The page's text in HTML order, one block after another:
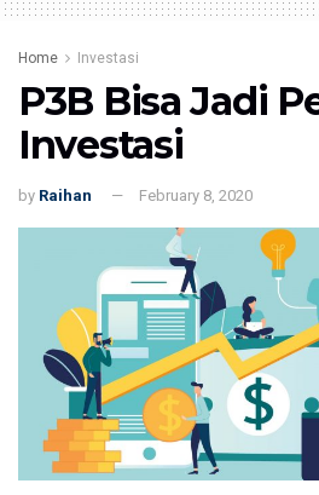
Home Investasi
P3B Bisa Jadi
Investasi
by Raihan February 8, 2020